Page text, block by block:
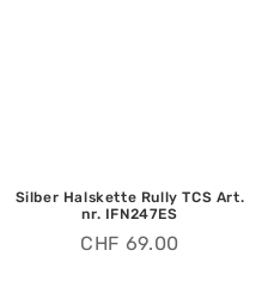
Silber Halskette Rully TCS Art.
nr. IFN247ES
CHF 69.00